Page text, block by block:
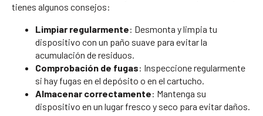
tienes algunos consejos:
Limpiar regularmente: Desmonta y limpia tu
dispositivo con un paño suave para evitar la
acumulación de residuos.
Comprobación de fugas: Inspeccione regularmente
si hay fugas en el depósito o en el cartucho.
Almacenar correctamente: Mantenga su
dispositivo en un lugar fresco y seco para evitar daños.